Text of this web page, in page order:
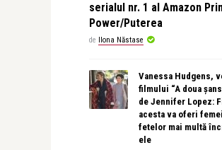
serialul nr. 1 al Amazon
Power/Puterea
de Ilona Năstase
Vanessa Hudgens,
filmului “A doua
de Jennifer Lopez:
acesta va oferi
fetelor mai multă
ele